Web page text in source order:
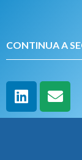
CONTINUA A